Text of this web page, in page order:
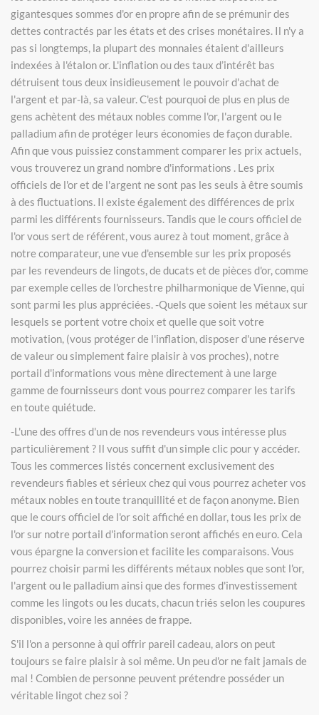
gigantesques sommes d'or en propre afin de se prémunir des
dettes contractés par les états et des crises monétaires. Il n'y a
pas si longtemps, la plupart des monnaies étaient d'ailleurs
indexées à l'étalon or. L'inflation ou des taux d’intérêt bas
détruisent tous deux insidieusement le pouvoir d'achat de
l'argent et par-là, sa valeur. C'est pourquoi de plus en plus de
gens achètent des métaux nobles comme l'or, l'argent ou le
palladium afin de protéger leurs économies de façon durable.
Afin que vous puissiez constamment comparer les prix actuels,
vous trouverez un grand nombre d'informations . Les prix
officiels de l'or et de l'argent ne sont pas les seuls à être soumis
à des fluctuations. Il existe également des différences de prix
parmi les différents fournisseurs. Tandis que le cours officiel de
l'or vous sert de référent, vous aurez à tout moment, grâce à
notre comparateur, une vue d'ensemble sur les prix proposés
par les revendeurs de lingots, de ducats et de pièces d'or, comme
par exemple celles de l'orchestre philharmonique de Vienne, qui
sont parmi les plus appréciées. -Quels que soient les métaux sur
lesquels se portent votre choix et quelle que soit votre
motivation, (vous protéger de l'inflation, disposer d'une réserve
de valeur ou simplement faire plaisir à vos proches), notre
portail d'informations vous mène directement à une large
gamme de fournisseurs dont vous pourrez comparer les tarifs
en toute quiétude.
-L'une des offres d'un de nos revendeurs vous intéresse plus
particulièrement ? Il vous suffit d'un simple clic pour y accéder.
Tous les commerces listés concernent exclusivement des
revendeurs fiables et sérieux chez qui vous pourrez acheter vos
métaux nobles en toute tranquillité et de façon anonyme. Bien
que le cours officiel de l'or soit affiché en dollar, tous les prix de
l'or sur notre portail d'information seront affichés en euro. Cela
vous épargne la conversion et facilite les comparaisons. Vous
pourrez choisir parmi les différents métaux nobles que sont l'or,
l'argent ou le palladium ainsi que des formes d'investissement
comme les lingots ou les ducats, chacun triés selon les coupures
disponibles, voire les années de frappe.
S'il l'on a personne à qui offrir pareil cadeau, alors on peut
toujours se faire plaisir à soi même. Un peu d'or ne fait jamais de
mal ! Combien de personne peuvent prétendre posséder un
véritable lingot chez soi ?